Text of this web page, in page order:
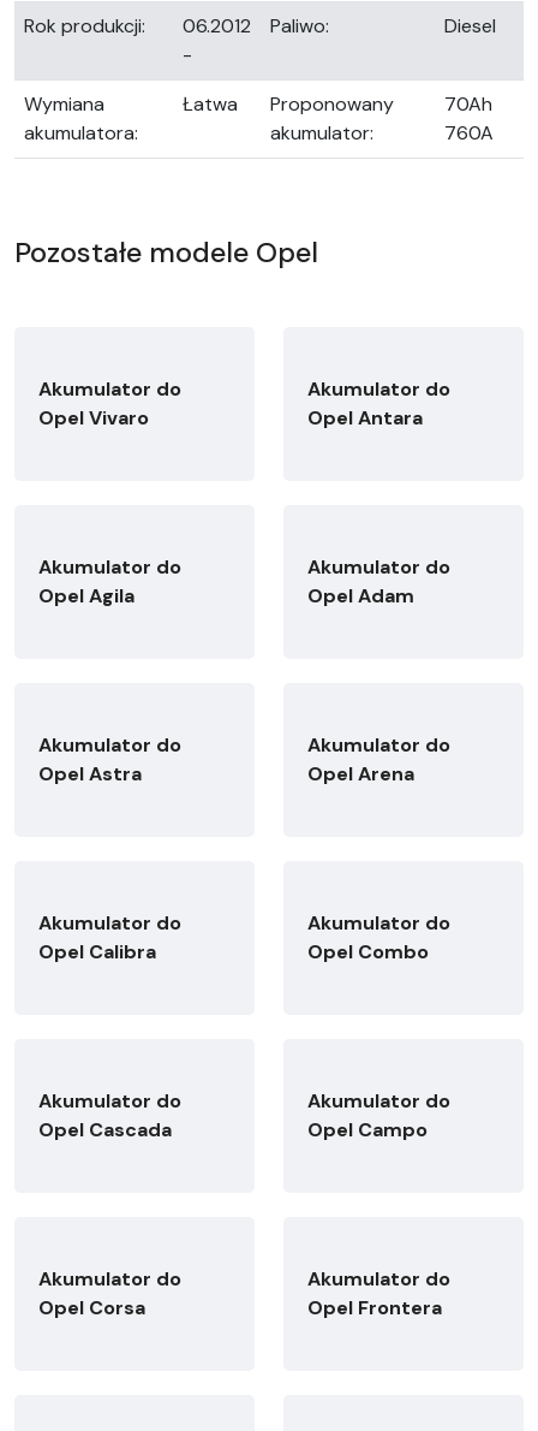
Rok produkcji:
06.2012
-
Paliwo: Diesel
Wymiana
akumulatora:
Łatwa
Proponowany
akumulator:
70Ah
760A
Pozostałe modele Opel
Akumulator do
Opel Vivaro
Akumulator do
Opel Antara
Akumulator do
Opel Agila
Akumulator do
Opel Adam
Akumulator do
Opel Astra
Akumulator do
Opel Arena
Akumulator do
Opel Calibra
Akumulator do
Opel Combo
Akumulator do
Opel Cascada
Akumulator do
Opel Campo
Akumulator do
Opel Corsa
Akumulator do
Opel Frontera